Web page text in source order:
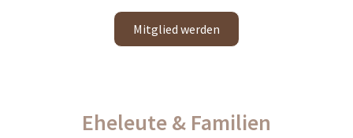
Mit­glied wer­den
Eheleute & Familien